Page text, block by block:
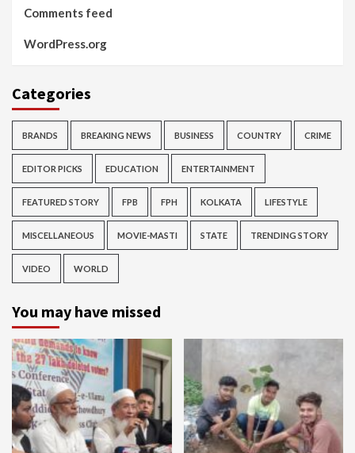
Comments feed
WordPress.org
Categories
BRANDS BREAKING NEWS BUSINESS COUNTRY CRIME
EDITOR PICKS EDUCATION ENTERTAINMENT
FEATURED STORY FPB FPH KOLKATA LIFESTYLE
MISCELLANEOUS MOVIE-MASTI STATE TRENDING STORY
VIDEO WORLD
You may have missed